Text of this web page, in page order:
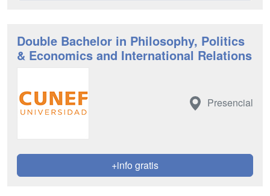
Double Bachelor in Philosophy, Politics
& Economics and International Relations
Presencial
+info gratis